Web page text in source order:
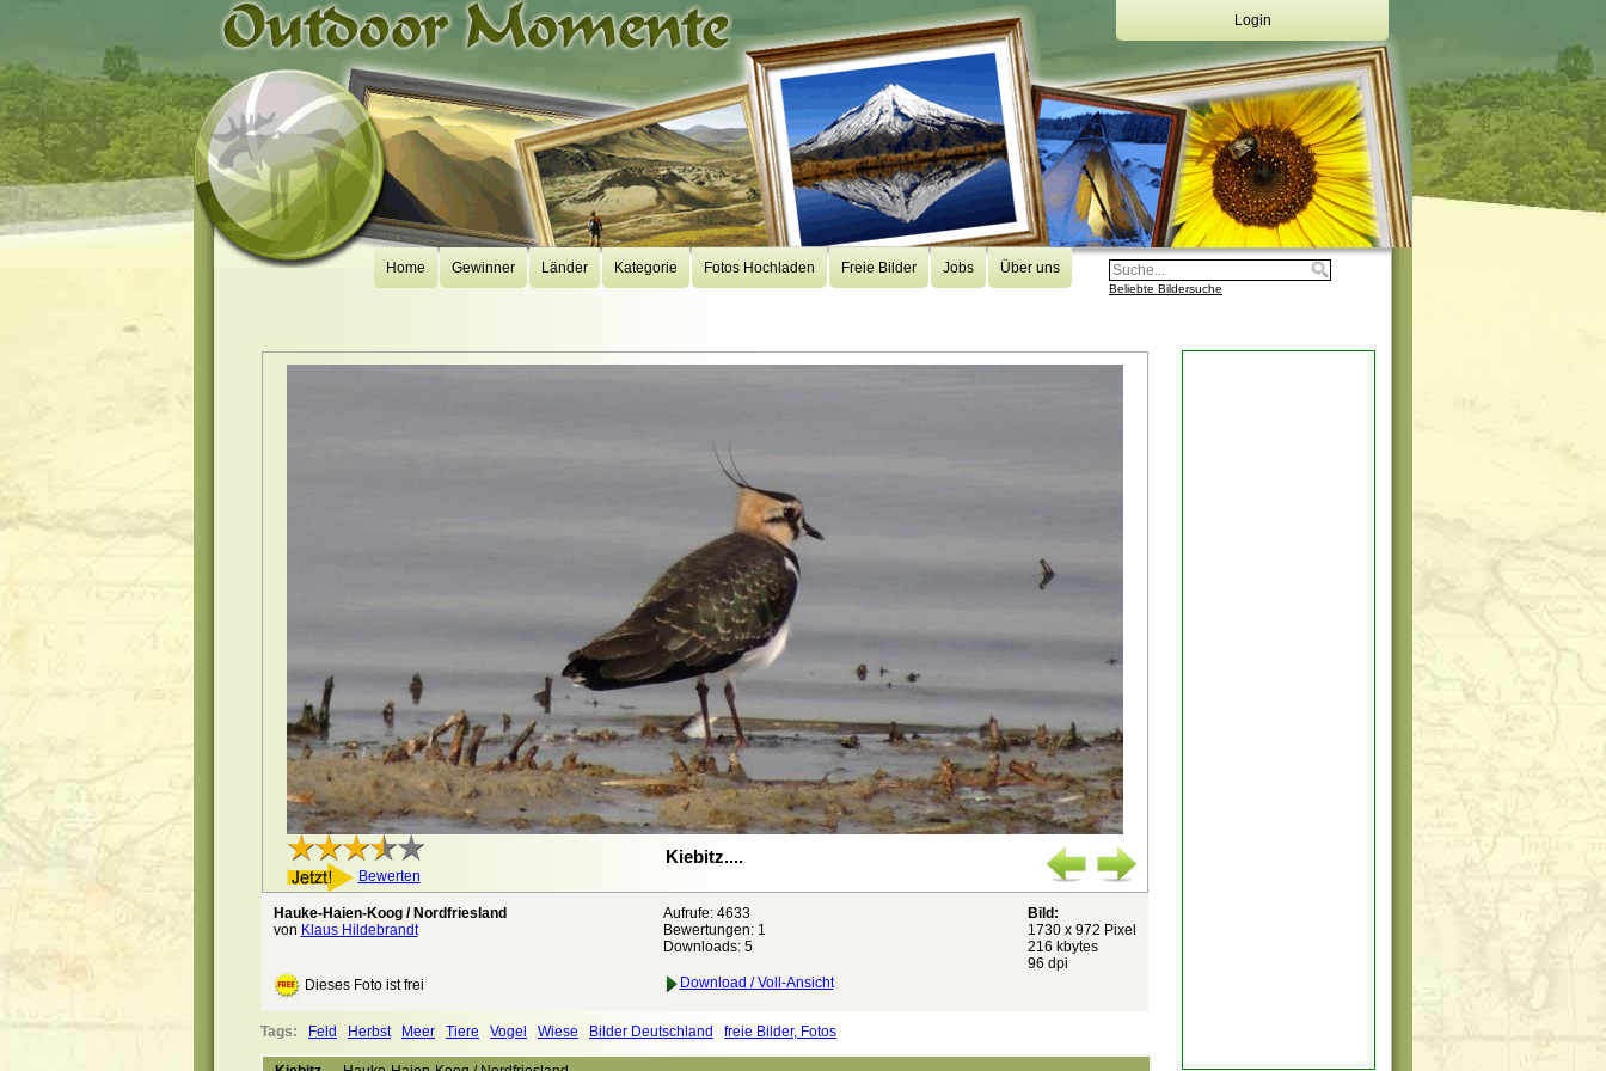
Login
Deine Emailadresse:
Dein Passwort:
Login
Registrierung
Home Gewinner Länder Kategorie Fotos Hochladen Freie Bilder Jobs Über uns
Beliebte Bildersuche
Bewerten
Kiebitz....
Hauke-Haien-Koog / Nordfriesland
von Klaus Hildebrandt
Aufrufe: 4633
Bewertungen: 1
Downloads: 5
Bild:
1730 x 972 Pixel
216 kbytes
96 dpi
Dieses Foto ist frei
Download / Voll-Ansicht
Tags: Feld Herbst Meer Tiere Vogel Wiese Bilder Deutschland freie Bilder, Fotos